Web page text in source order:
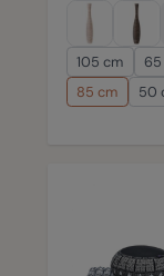
105 cm
65
85 cm
50